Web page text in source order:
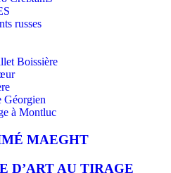
russes
Boissière
Géorgien
à Montluc
MAEGHT
D’ART AU TIRAGE